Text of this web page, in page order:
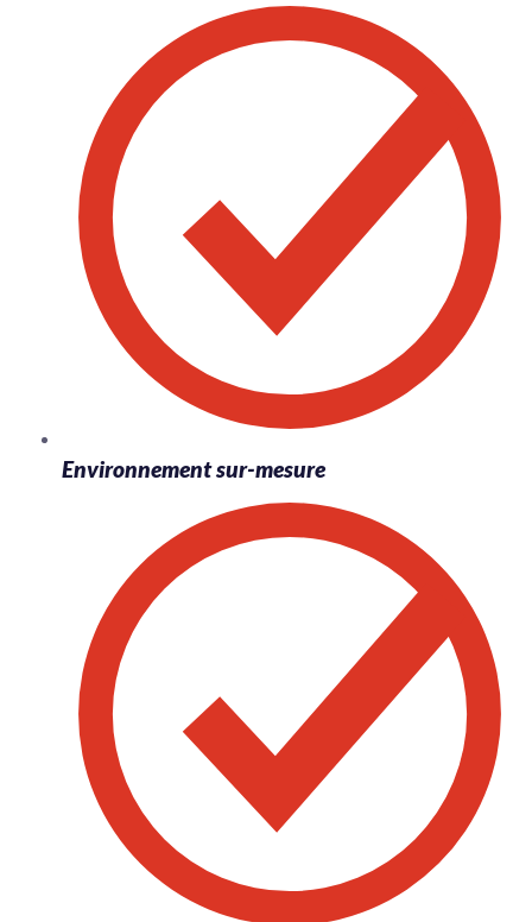
Environnement sur-mesure